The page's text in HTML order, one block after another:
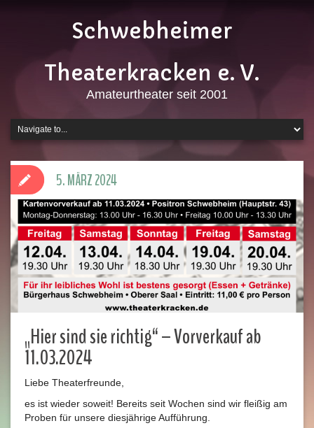
Schwebheimer
Theaterkracken e. V.
Amateurtheater seit 2001
„Hier sind sie richtig“ – Vorverkauf ab
11.03.2024
Liebe Theaterfreunde,
es ist wieder soweit! Bereits seit Wochen sind wir fleißig am
Proben für unsere diesjährige Aufführung.
5. MÄRZ 2024